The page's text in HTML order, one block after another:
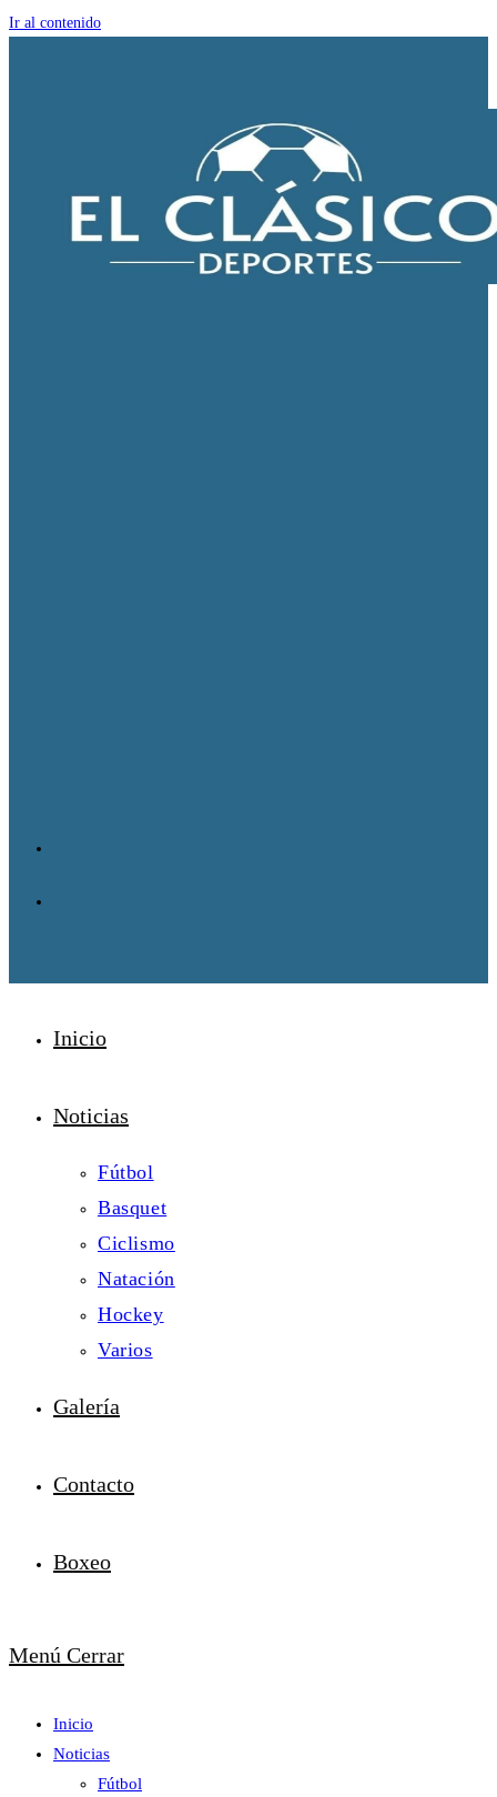
Ir al contenido
Inicio
Noticias
Fútbol
Basquet
Ciclismo
Natación
Hockey
Varios
Galería
Contacto
Boxeo
Menú Cerrar
Inicio
Noticias
Fútbol